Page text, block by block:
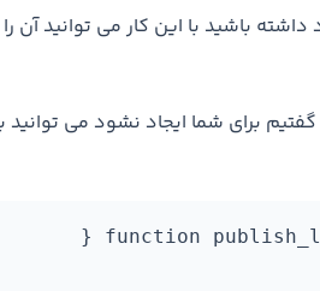
داشته باشید با این کار می توانید
برای شما ایجاد نشود می توانید